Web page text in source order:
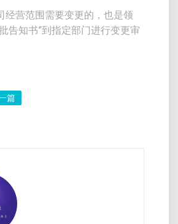
经营范围需要变更的，也是领
告知书”到指定部门进行变更审
篇